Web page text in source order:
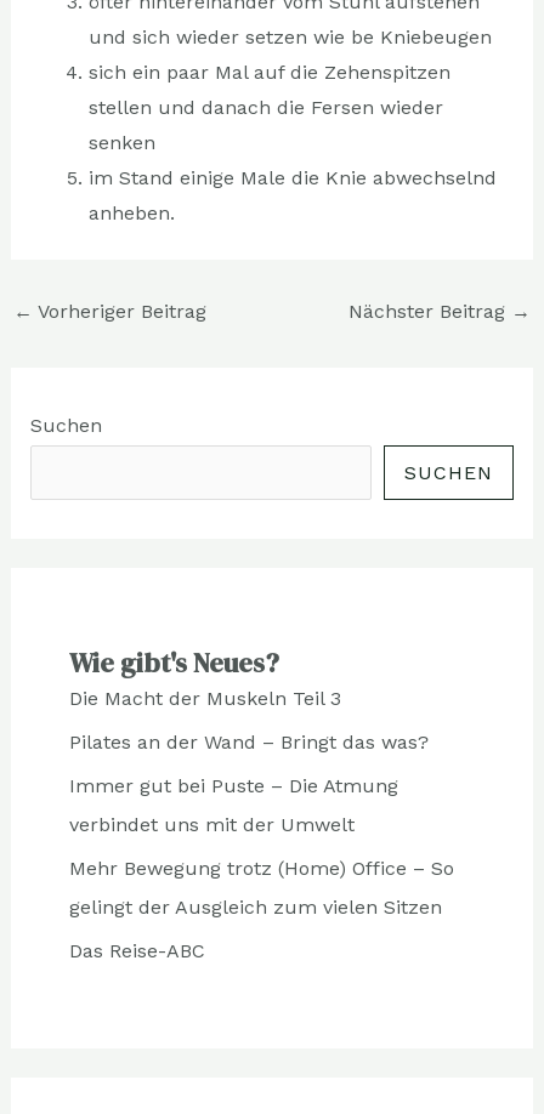
und sich wieder setzen wie be Kniebeugen
sich ein paar Mal auf die Zehenspitzen
stellen und danach die Fersen wieder
senken
im Stand einige Male die Knie abwechselnd
anheben.
← Vorheriger Beitrag Nächster Beitrag →
Suchen
SUCHEN
Wie gibt's Neues?
Die Macht der Muskeln Teil 3
Pilates an der Wand – Bringt das was?
Immer gut bei Puste – Die Atmung
verbindet uns mit der Umwelt
Mehr Bewegung trotz (Home) Office – So
gelingt der Ausgleich zum vielen Sitzen
Das Reise-ABC